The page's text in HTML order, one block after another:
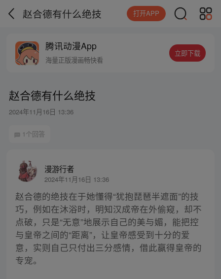
赵合德有什么绝技 打开APP
腾讯动漫App
海量正版漫画畅快看
立即下载
赵合德有什么绝技
2024年11月16日 13:36
1个回答
漫游行者
2024年11月16日 13:36
赵合德的绝技在于她懂得“犹抱琵琶半遮面”的技
巧，例如在沐浴时，明知汉成帝在外偷窥，却不
点破，只是“无意”地展示自己的美与媚，能把控
与皇帝之间的“距离”，让皇帝感受到十分的爱
意，实则自己只付出三分感情，借此赢得皇帝的
专宠。